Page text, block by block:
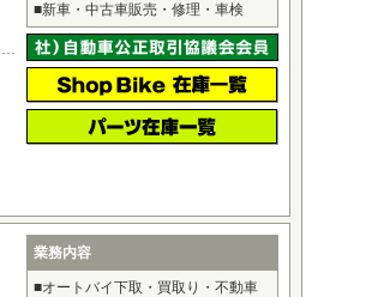
■新車・中古車販売・修理・車検
業務内容
■オートバイ下取・買取り・不動車